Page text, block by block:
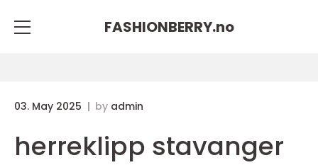
FASHIONBERRY.no
03. May 2025 by admin
herreklipp stavanger